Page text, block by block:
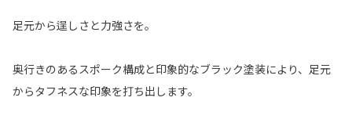
足元から逞しさと力強さを。
奥行きのあるスポーク構成と印象的なブラック塗装により、足元
からタフネスな印象を打ち出します。